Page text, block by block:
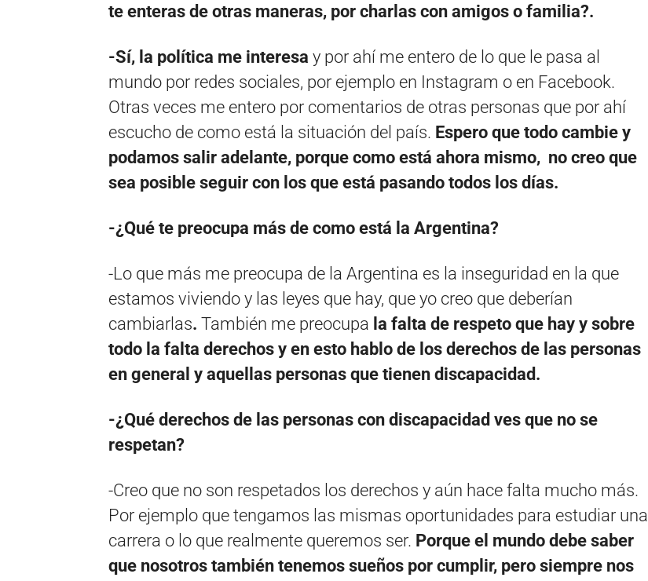
te enteras de otras maneras, por charlas con amigos o familia?.
-Sí, la política me interesa y por ahí me entero de lo que le pasa al
mundo por redes sociales, por ejemplo en Instagram o en Facebook.
Otras veces me entero por comentarios de otras personas que por ahí
escucho de como está la situación del país. Espero que todo cambie y
podamos salir adelante, porque como está ahora mismo, no creo que
sea posible seguir con los que está pasando todos los días.
-¿Qué te preocupa más de como está la Argentina?
-Lo que más me preocupa de la Argentina es la inseguridad en la que
estamos viviendo y las leyes que hay, que yo creo que deberían
cambiarlas. También me preocupa la falta de respeto que hay y sobre
todo la falta derechos y en esto hablo de los derechos de las personas
en general y aquellas personas que tienen discapacidad.
-¿Qué derechos de las personas con discapacidad ves que no se
respetan?
-Creo que no son respetados los derechos y aún hace falta mucho más.
Por ejemplo que tengamos las mismas oportunidades para estudiar una
carrera o lo que realmente queremos ser. Porque el mundo debe saber
que nosotros también tenemos sueños por cumplir, pero siempre nos